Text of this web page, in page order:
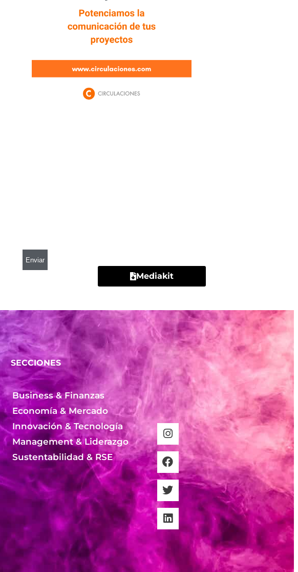
Mediakit
SECCIONES
Business & Finanzas
Economía & Mercado
Innovación & Tecnología
Management & Liderazgo
Sustentabilidad & RSE